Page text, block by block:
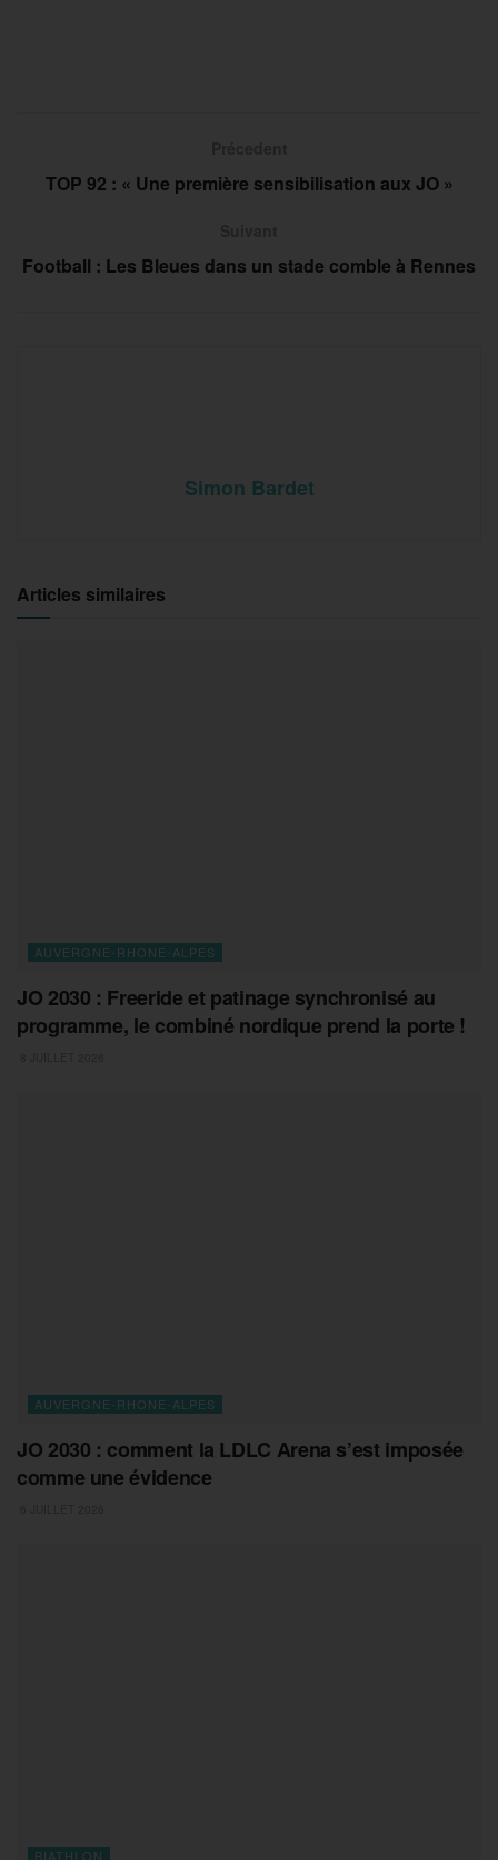
TOP 92 : « Une première sensibilisation aux JO »
Football : Les Bleues dans un stade comble à Rennes
Simon Bardet
Articles similaires
AUVERGNE-RHONE-ALPES
JO 2030 : Freeride et patinage synchronisé au
programme, le combiné nordique prend la porte !
AUVERGNE-RHONE-ALPES
JO 2030 : comment la LDLC Arena s’est imposée
comme une évidence
BIATHLON